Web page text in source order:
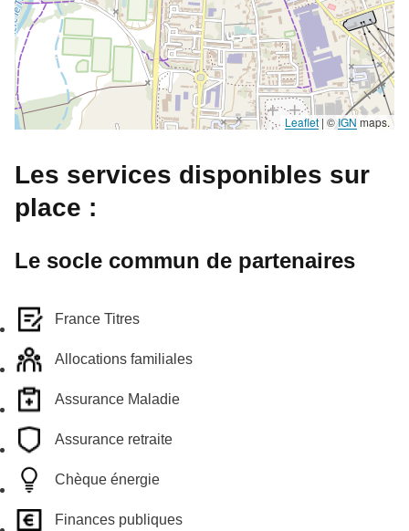
Leaflet | ©IGN maps.
Les services disponibles sur
place :
Le socle commun de partenaires
France Titres
Allocations familiales
Assurance Maladie
Assurance retraite
Chèque énergie
Finances publiques